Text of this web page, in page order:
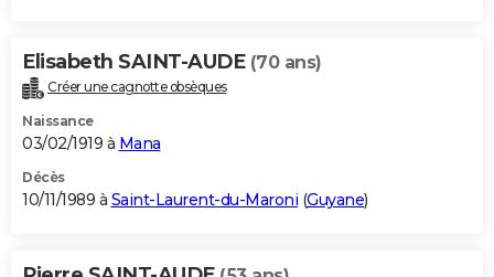
Elisabeth SAINT-AUDE (70 ans)
Créer une cagnotte obsèques
Naissance
03/02/1919 à Mana
Décès
10/11/1989 à Saint-Laurent-du-Maroni (Guyane)